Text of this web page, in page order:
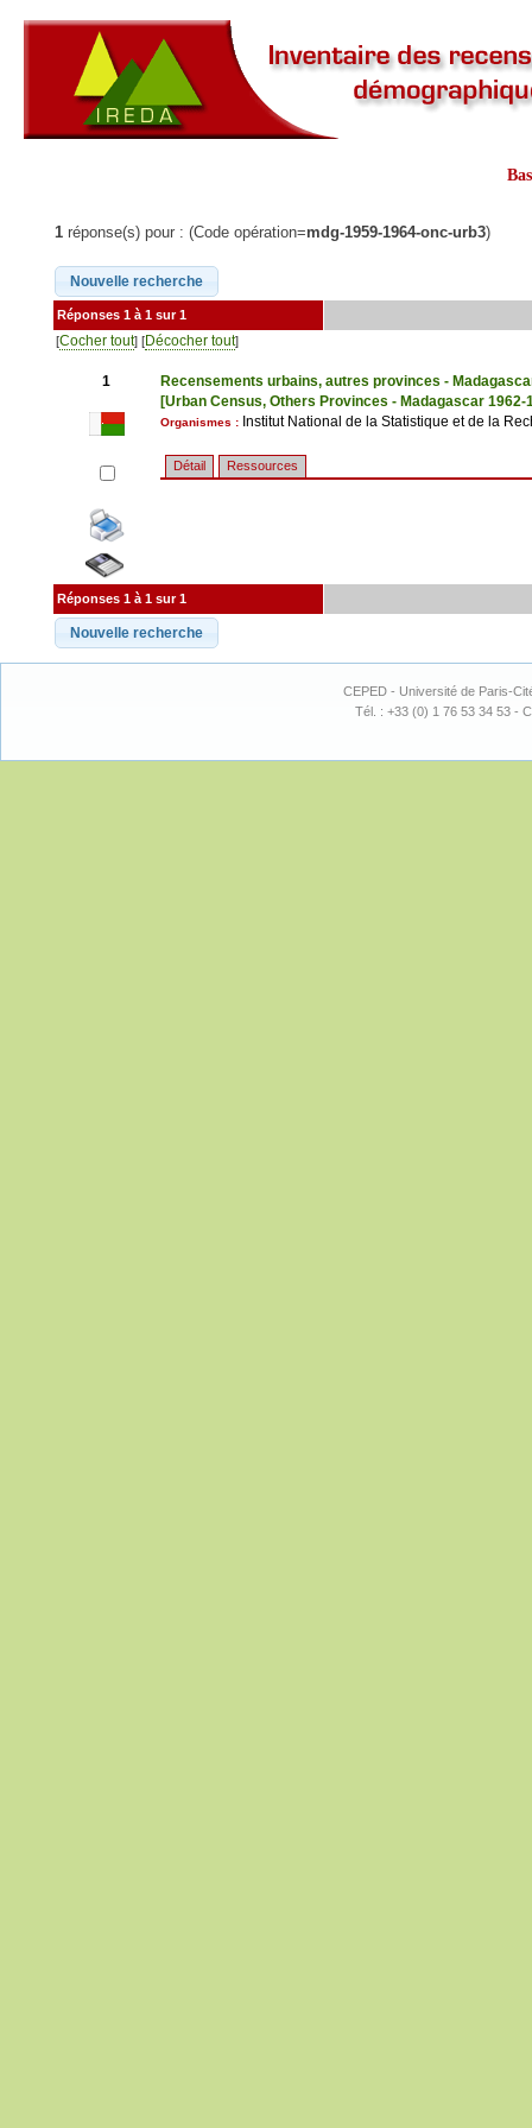
1 réponse(s) pour : (Code opération=mdg-1959-1964-onc-urb3)
Réponses 1 à 1 sur 1
[Cocher tout] [Décocher tout]
1
Recensements urbains, autres provinces -
[Urban Census, Others Provinces - Madagascar 1962-
Organismes : Institut National de la Statistique et de la
Détail Ressources
Réponses 1 à 1 sur 1
CEPED - Université de Paris-
Tél. : +33 (0) 1 76 53 34 53 -